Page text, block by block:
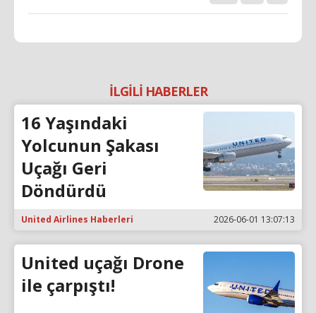
İLGİLİ HABERLER
16 Yaşındaki
Yolcunun Şakası
Uçağı Geri
Döndürdü
United Airlines Haberleri 2026-06-01 13:07:13
United uçağı Drone
ile çarpıştı!